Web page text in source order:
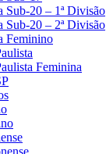
Sub-20 – 1ª Divisão
Sub-20 – 2ª Divisão
Feminino
Feminina